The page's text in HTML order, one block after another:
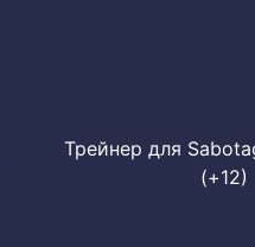
Трейнер для
(+12)